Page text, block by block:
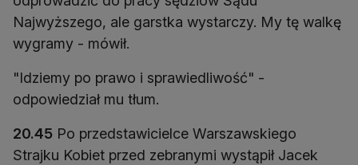
Najwyższego, ale garstka wystarczy. My tę walkę
wygramy - mówił.
"Idziemy po prawo i sprawiedliwość" -
odpowiedział mu tłum.
20.45 Po przedstawicielce Warszawskiego
Strajku Kobiet przed zebranymi wystąpił Jacek